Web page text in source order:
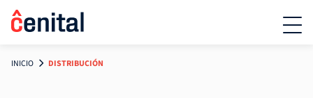
INICIO DISTRIBUCIÓN